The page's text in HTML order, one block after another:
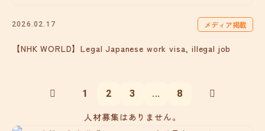
2026.02.17 メディア掲載
【NHK WORLD】Legal Japanese work visa, illegal job
1 2 3 ... 8
人材募集はありません。